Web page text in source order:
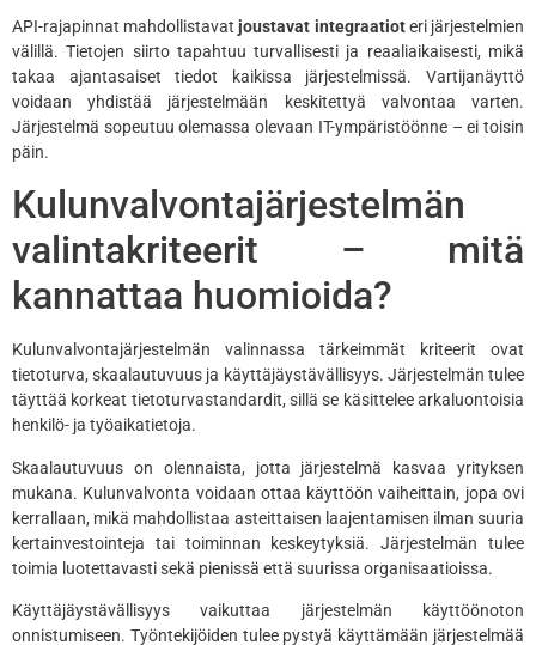
API-rajapinnat mahdollistavatjoustavat integraatioteri järjestelmien
välillä. Tietojen siirto tapahtuu turvallisesti ja reaaliaikaisesti, mikä
takaa ajantasaiset tiedot kaikissa järjestelmissä. Vartijanäyttö
voidaan yhdistää järjestelmään keskitettyä valvontaa varten.
Järjestelmä sopeutuu olemassa olevaan IT-ympäristöönne – ei toisin
päin.
Kulunvalvontajärjestelmän
valintakriteerit – mitä
kannattaa huomioida?
Kulunvalvontajärjestelmän valinnassa tärkeimmät kriteerit ovat
tietoturva, skaalautuvuus ja käyttäjäystävällisyys. Järjestelmän tulee
täyttää korkeat tietoturvastandardit, sillä se käsittelee arkaluontoisia
henkilö- ja työaikatietoja.
Skaalautuvuus on olennaista, jotta järjestelmä kasvaa yrityksen
mukana. Kulunvalvonta voidaan ottaa käyttöön vaiheittain, jopa ovi
kerrallaan, mikä mahdollistaa asteittaisen laajentamisen ilman suuria
kertainvestointeja tai toiminnan keskeytyksiä. Järjestelmän tulee
toimia luotettavasti sekä pienissä että suurissa organisaatioissa.
Käyttäjäystävällisyys vaikuttaa järjestelmän käyttöönoton
onnistumiseen. Työntekijöiden tulee pystyä käyttämään järjestelmää